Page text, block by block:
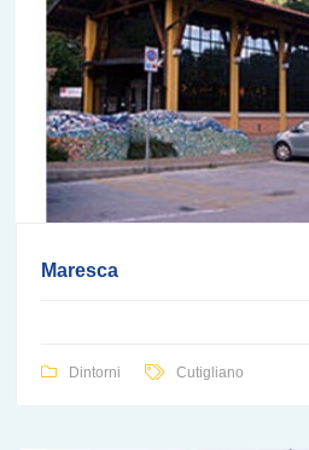
Maresca
Dintorni Cutigliano